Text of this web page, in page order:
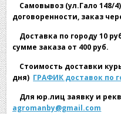
Самовывоз (ул.Гало 148/
договоренности, заказ
Доставка по городу 10
сумме заказа от 400 руб.
Стоимость доставки
дня) ГРАФИК доставок по
Для юр.лиц заявку и
agromanby@gmail.com